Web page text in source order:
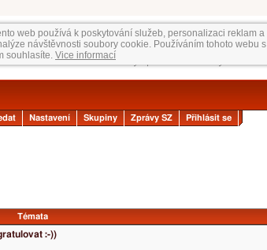
web používá k poskytování služeb, personalizaci reklam a
návštěvnosti soubory cookie. Používáním tohoto webu s
souhlasíte. Vice informací
Nastavení Skupiny Zprávy SZ Přihlásit se
Témata
:-))